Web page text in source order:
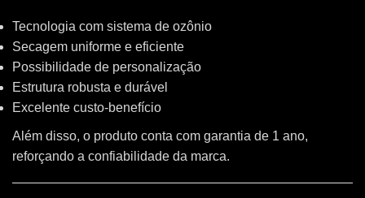
Tecnologia com sistema de ozônio
Secagem uniforme e eficiente
Possibilidade de personalização
Estrutura robusta e durável
Excelente custo-benefício
Além disso, o produto conta com garantia de 1 ano,
reforçando a confiabilidade da marca.